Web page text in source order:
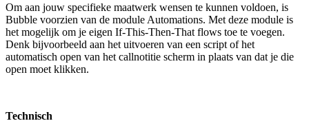
Om aan jouw specifieke maatwerk wensen te kunnen voldoen, is
Bubble voorzien van de module Automations. Met deze module is
het mogelijk om je eigen If-This-Then-That flows toe te voegen.
Denk bijvoorbeeld aan het uitvoeren van een script of het
automatisch open van het callnotitie scherm in plaats van dat je die
open moet klikken.
Technisch